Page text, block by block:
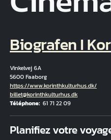
Biografen I
Vinkelvej 6A
5600 Faaborg
Hjemmeside
https://www.korinthkulturhus.dk/
Courriel
billet@korinthkulturhus.dk
Téléphone 61 71 22 09
Planifiez votre